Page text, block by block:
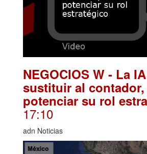
NEGOCIOS W - La
sustituir al
potenciar su rol
17:10
adn Noticias